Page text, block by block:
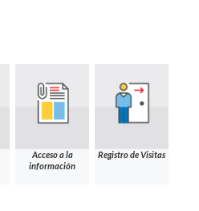
Acceso a la
información
Registro de Visitas